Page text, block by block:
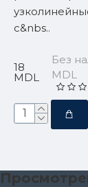
с&nbs..
18
MDL
Без
MDL